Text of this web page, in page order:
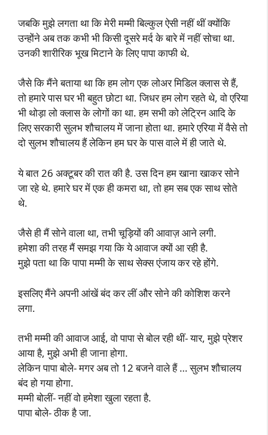
जबकि मुझे लगता था कि मेरी मम्मी बिल्कुल ऐसी नहीं थीं क्योंकि
उन्होंने अब तक कभी भी किसी दूसरे मर्द के बारे में नहीं सोचा था.
उनकी शारीरिक भूख मिटाने के लिए पापा काफी थे.
जैसे कि मैंने बताया था कि हम लोग एक लोअर मिडिल क्लास से हैं,
तो हमारे पास घर भी बहुत छोटा था. जिधर हम लोग रहते थे, वो एरिया
भी थोड़ा लो क्लास के लोगों का था. हम सभी को लेट्रिन आदि के
लिए सरकारी सुलभ शौचालय में जाना होता था. हमारे एरिया में वैसे तो
दो सुलभ शौचालय हैं लेकिन हम घर के पास वाले में ही जाते थे.
ये बात 26 अक्टूबर की रात की है. उस दिन हम खाना खाकर सोने
जा रहे थे. हमारे घर में एक ही कमरा था, तो हम सब एक साथ सोते
थे.
जैसे ही मैं सोने वाला था, तभी चूड़ियों की आवाज़ आने लगी.
हमेशा की तरह मैं समझ गया कि ये आवाज क्यों आ रही है.
मुझे पता था कि पापा मम्मी के साथ सेक्स एंजाय कर रहे होंगे.
इसलिए मैंने अपनी आंखें बंद कर लीं और सोने की कोशिश करने
लगा.
तभी मम्मी की आवाज आई, वो पापा से बोल रही थीं- यार, मुझे प्रेशर
आया है, मुझे अभी ही जाना होगा.
लेकिन पापा बोले- मगर अब तो 12 बजने वाले हैं … सुलभ शौचालय
बंद हो गया होगा.
मम्मी बोलीं- नहीं वो हमेशा खुला रहता है.
पापा बोले- ठीक है जा.